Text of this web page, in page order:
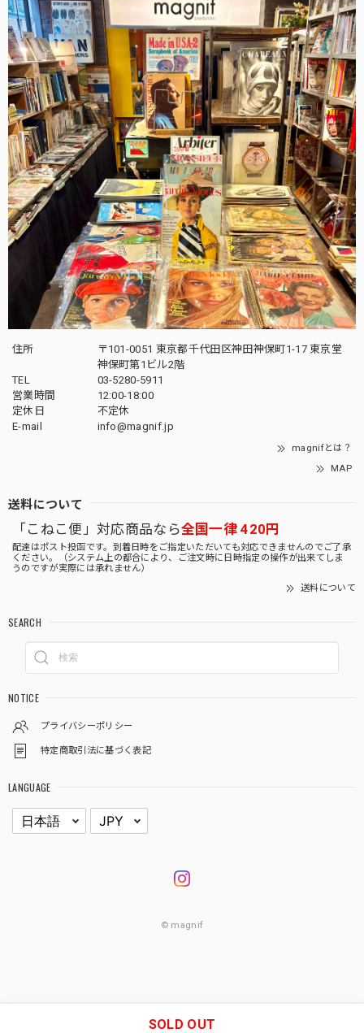
住所
〒101-0051 東京都千代田区神田神保町1-17 東京堂
神保町第1ビル2階
TEL
03-5280-5911
営業時間
12:00-18:00
定休日
不定休
E-mail
info@magnif.jp
magnifとは？
MAP
送料について
「こねこ便」対応商品なら全国一律 420円
配達はポスト投函です。到着日時をご指定いただいても対応できませんのでご了承
ください。（システム上の都合により、ご注文時に日時指定の操作が出来てしま
うのですが実際には承れません）
送料について
SEARCH
NOTICE
プライバシーポリシー
特定商取引法に基づく表記
LANGUAGE
© magnif
SOLD OUT